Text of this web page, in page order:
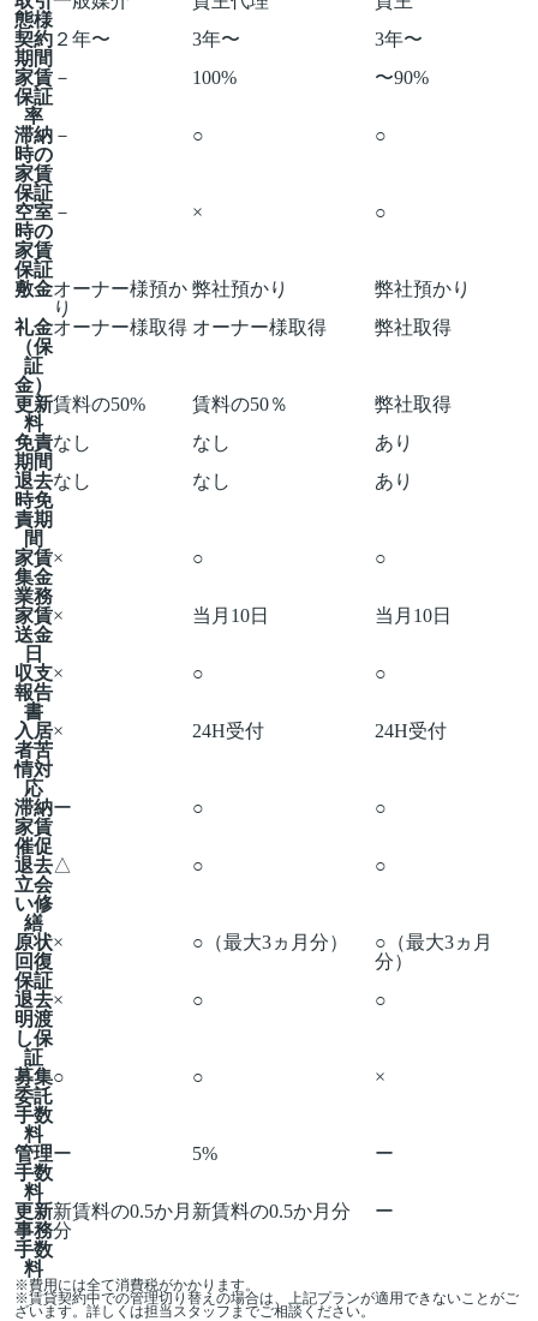
態様
契約
期間
２年〜 3年〜
3年〜
家賃
保証
率
－ 100% 〜90%
滞納
時の
家賃
保証
－ ○ ○
空室
時の
家賃
保証
－ × ○
敷金オーナー様預か
り
弊社預かり
弊社預かり
礼金
（保
証
金）
オーナー様取得 オーナー様取得 弊社取得
更新
料
賃料の50% 賃料の50％
弊社取得
免責
期間
なし なし
あり
退去
時免
責期
間
なし なし あり
家賃
集金
業務
× ○ ○
家賃
送金
日
× 当月10日 当月10日
収支
報告
書
× ○ ○
入居
者苦
情対
応
× 24H受付 24H受付
滞納
家賃
催促
ー ○ ○
退去
立会
い修
繕
△ ○ ○
原状
回復
保証
× ○（最大3ヵ月分）
○（最大3ヵ月
分）
退去
明渡
し保
証
× ○ ○
募集
委託
手数
料
○ ○ ×
管理
手数
料
ー 5% ー
更新
事務
手数
料
新賃料の0.5か月
分
新賃料の0.5か月分 ー
※費用には全て消費税がかかります。
※賃貸契約中での管理切り替えの場合は、上記プランが適用できないことがご
ざいます。詳しくは担当スタッフまでご相談ください。